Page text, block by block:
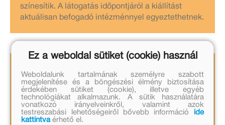
színesítik. A látogatás időpontjáról a kiállítást
aktuálisan befogadó intézménnyel egyeztethetnek.
ám állandó látnivaló is várja az érdeklődőket.
Sződön Kerekítő mondókatanya nyitja idén kapuit
Hertel Szilvi vezetésével, ahol a
mondókaállomások óvodai és kisiskolás
Ez a weboldal sütiket (cookie) használ
Weboldalunk tartalmának személyre szabott
megjelenítése és a böngészési élmény biztosítása
érdekében sütiket (cookie), illetve egyéb
technológiákat alkalmazunk. A sütik használatára
vonatkozó irányelveinkről, valamint azok
testreszabási lehetőségeiről bővebb információ
ide
kattintvaérhető el.